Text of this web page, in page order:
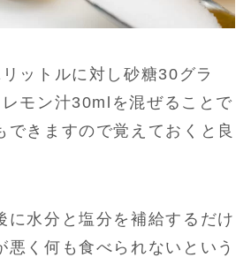
ットルに対し砂糖30グラ
モン汁30mlを混ぜることで
できますので覚えておくと良
に水分と塩分を補給するだけ
悪く何も食べられないという